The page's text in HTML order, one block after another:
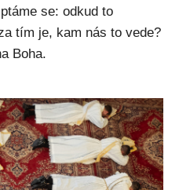
se: odkud to
tím je, kam nás to vede?
Boha.